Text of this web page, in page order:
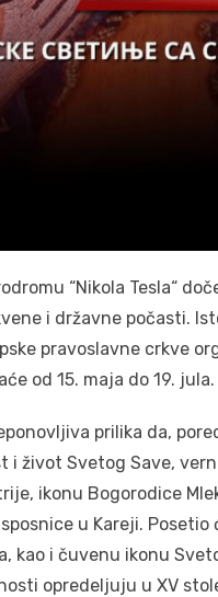
“Nikola Tesla“
i državne počasti.
pravoslavne crkve
od 15. maja do 19. jula.
prilika da,
život Svetog Save,
ikonu Bogorodice
u Kareji. Posetio
kao i čuvenu ikonu
opredeljuju u XV